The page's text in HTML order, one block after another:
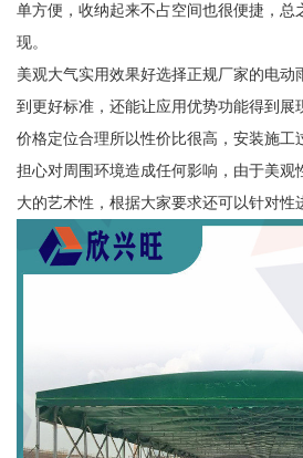
单方便，收纳起来不占空间也很便捷，总
现。
美观大气实用效果好选择正规厂家的电动
到更好标准，还能让应用优势功能得到展
价格定位合理所以性价比很高，安装施工
担心对周围环境造成任何影响，由于美观
大的艺术性，根据大家要求还可以针对性